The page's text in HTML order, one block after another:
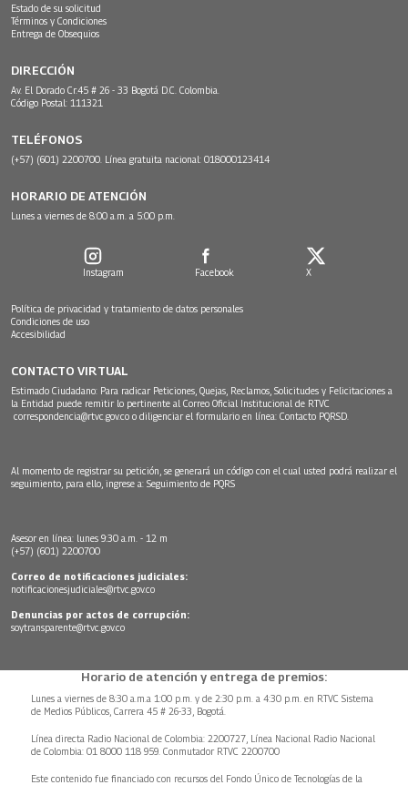
Estado de su solicitud
Términos y Condiciones
Entrega de Obsequios
DIRECCIÓN
Av. El Dorado Cr.45 # 26 - 33 Bogotá D.C. Colombia.
Código Postal: 111321
TELÉFONOS
(+57) (601) 2200700. Línea gratuita nacional: 018000123414
HORARIO DE ATENCIÓN
Lunes a viernes de 8:00 a.m. a 5:00 p.m.
Instagram Facebook X
Política de privacidad y tratamiento de datos personales
Condiciones de uso
Accesibilidad
CONTACTO VIRTUAL
Estimado Ciudadano: Para radicar Peticiones, Quejas, Reclamos, Solicitudes y Felicitaciones a
la Entidad puede remitir lo pertinente al Correo Oficial Institucional de RTVC
correspondencia@rtvc.gov.co o diligenciar el formulario en línea: Contacto PQRSD.
Al momento de registrar su petición, se generará un código con el cual usted podrá realizar el
seguimiento, para ello, ingrese a: Seguimiento de PQRS
Asesor en línea: lunes 9:30 a.m. - 12 m
(+57) (601) 2200700
Correo de notificaciones judiciales:
notificacionesjudiciales@rtvc.gov.co
Denuncias por actos de corrupción:
soytransparente@rtvc.gov.co
Horario de atención y entrega de premios:
Lunes a viernes de 8:30 a.m.a 1:00 p.m. y de 2:30 p.m. a 4:30 p.m. en RTVC Sistema
de Medios Públicos, Carrera 45 # 26-33, Bogotá.
Línea directa Radio Nacional de Colombia: 2200727, Línea Nacional Radio Nacional
de Colombia: 01 8000 118 959. Conmutador RTVC 2200700
Este contenido fue financiado con recursos del Fondo Único de Tecnologías de la